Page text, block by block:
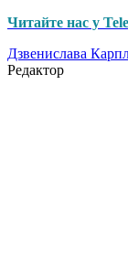
Читайте нас у
Дзвенислава
Редактор